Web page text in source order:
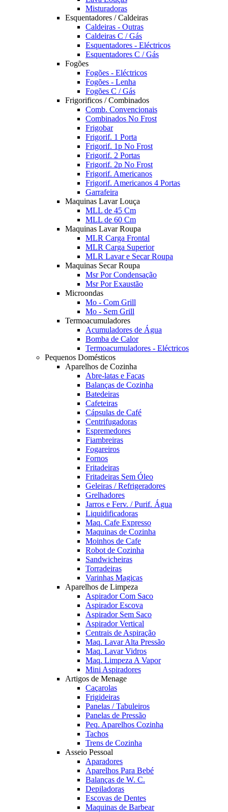
Misturadoras
Esquentadores / Caldeiras
Caldeiras - Outras
Caldeiras C / Gás
Esquentadores - Eléctricos
Esquentadores C / Gás
Fogões
Fogões - Eléctricos
Fogões - Lenha
Fogões C / Gás
Frigorificos / Combinados
Comb. Convencionais
Combinados No Frost
Frigobar
Frigorif. 1 Porta
Frigorif. 1p No Frost
Frigorif. 2 Portas
Frigorif. 2p No Frost
Frigorif. Americanos
Frigorif. Americanos 4 Portas
Garrafeira
Maquinas Lavar Louça
MLL de 45 Cm
MLL de 60 Cm
Maquinas Lavar Roupa
MLR Carga Frontal
MLR Carga Superior
MLR Lavar e Secar Roupa
Maquinas Secar Roupa
Msr Por Condensação
Msr Por Exaustão
Microondas
Mo - Com Grill
Mo - Sem Grill
Termoacumuladores
Acumuladores de Água
Bomba de Calor
Termoacumuladores - Eléctricos
Pequenos Domésticos
Aparelhos de Cozinha
Abre-latas e Facas
Balanças de Cozinha
Batedeiras
Cafeteiras
Cápsulas de Café
Centrifugadoras
Espremedores
Fiambreiras
Fogareiros
Fornos
Fritadeiras
Fritadeiras Sem Óleo
Geleiras / Refrigeradores
Grelhadores
Jarros e Ferv. / Purif. Água
Liquidificadoras
Maq. Cafe Expresso
Maquinas de Cozinha
Moinhos de Cafe
Robot de Cozinha
Sandwicheiras
Torradeiras
Varinhas Magicas
Aparelhos de Limpeza
Aspirador Com Saco
Aspirador Escova
Aspirador Sem Saco
Aspirador Vertical
Centrais de Aspiração
Maq. Lavar Alta Pressão
Maq. Lavar Vidros
Maq. Limpeza A Vapor
Mini Aspiradores
Artigos de Menage
Caçarolas
Frigideiras
Panelas / Tabuleiros
Panelas de Pressão
Peq. Aparelhos Cozinha
Tachos
Trens de Cozinha
Asseio Pessoal
Aparadores
Aparelhos Para Bebé
Balanças de W. C.
Depiladoras
Escovas de Dentes
Maquinas de Barbear